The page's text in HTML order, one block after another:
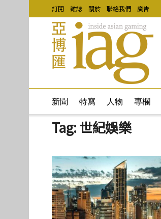
訂閱 雜誌 關於 聯絡我們 廣告
新聞 特寫 人物 專欄
Tag:世紀娛樂